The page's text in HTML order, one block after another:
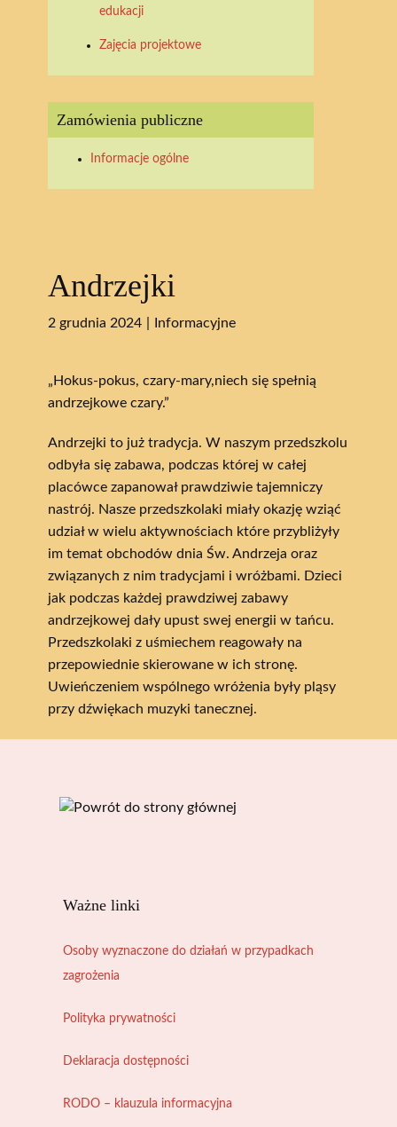
edukacji
Zajęcia projektowe
Zamówienia publiczne
Informacje ogólne
Andrzejki
2 grudnia 2024 Informacyjne
„Hokus-pokus, czary-mary,niech się spełnią
andrzejkowe czary.”
Andrzejki to już tradycja. W naszym przedszkolu
odbyła się zabawa, podczas której w całej
placówce zapanował prawdziwie tajemniczy
nastrój. Nasze przedszkolaki miały okazję wziąć
udział w wielu aktywnościach które przybliżyły
im temat obchodów dnia Św. Andrzeja oraz
związanych z nim tradycjami i wróżbami. Dzieci
jak podczas każdej prawdziwej zabawy
andrzejkowej dały upust swej energii w tańcu.
Przedszkolaki z uśmiechem reagowały na
przepowiednie skierowane w ich stronę.
Uwieńczeniem wspólnego wróżenia były pląsy
przy dźwiękach muzyki tanecznej.
Ważne linki
Osoby wyznaczone do działań w przypadkach
zagrożenia
Polityka prywatności
Deklaracja dostępności
RODO – klauzula informacyjna